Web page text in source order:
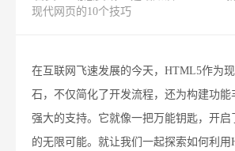
现代网页的10个技巧
在互联网飞速发展的今天，HTML5作为
石，不仅简化了开发流程，还为构建功能
强大的支持。它就像一把万能钥匙，开启
的无限可能。就让我们一起探索如何利